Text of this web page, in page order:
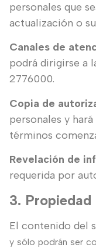
personales que
actualización o
Canales de
podrá dirigirse a
2776000.
Copia de
personales y
términos
Revelación de
requerida por
3.
El contenido del
y sólo podrán ser